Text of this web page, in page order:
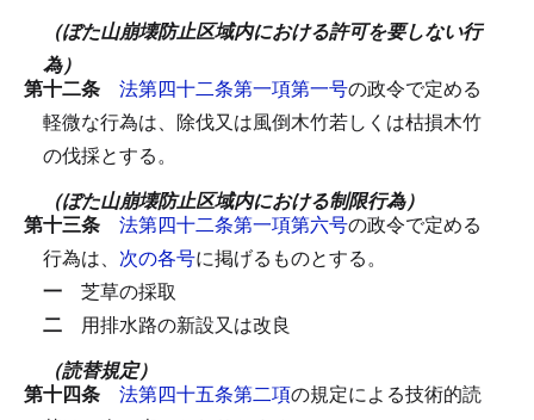
（ぼた山崩壊防止区域内における許可を要しない行
為）
第十二条 法第四十二条第一項第一号の政令で定める
軽微な行為は、除伐又は風倒木竹若しくは枯損木竹
の伐採とする。
（ぼた山崩壊防止区域内における制限行為）
第十三条 法第四十二条第一項第六号の政令で定める
行為は、 次の各号に掲げるものとする。
一 芝草の採取
二 用排水路の新設又は改良
（読替規定）
第十四条 法第四十五条第二項の規定による技術的読